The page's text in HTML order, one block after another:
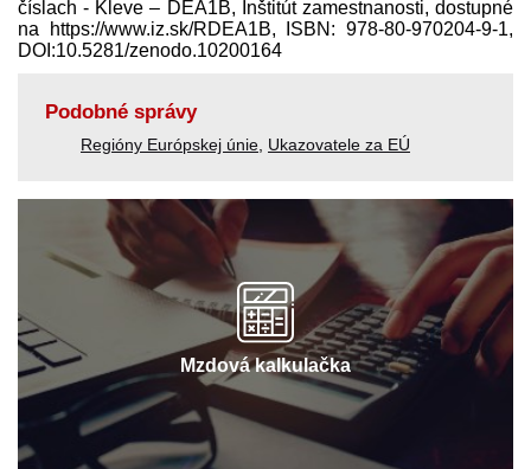
číslach - Kleve – DEA1B, Inštitút zamestnanosti, dostupné
na https://www.iz.sk/​RDEA1B, ISBN: 978-80-970204-9-1,
DOI:10.5281/zenodo.10200164
Podobné správy
Regióny Európskej únie Ukazovatele za EÚ
Mzdová kalkulačka